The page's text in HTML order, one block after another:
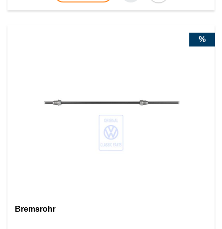
%
Bremsrohr